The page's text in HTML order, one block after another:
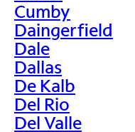
Cumby
Daingerfield
Dale
Dallas
De Kalb
Del Rio
Del Valle